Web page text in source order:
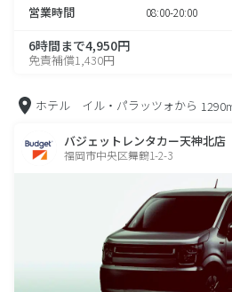
営業時間 08:00-20:00
6時間まで4,950円
免責補償1,430円
ホテル イル・パラッツォから
バジェットレンタカー天神北店
福岡市中央区舞鶴1-2-3